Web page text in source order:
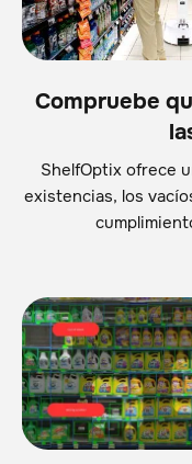
Compruebe
ShelfOptix ofrece
existencias, los